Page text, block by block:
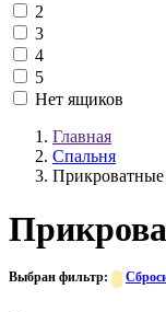
2
3
4
5
Нет ящиков
Главная
Спальня
Выбран фильтр: